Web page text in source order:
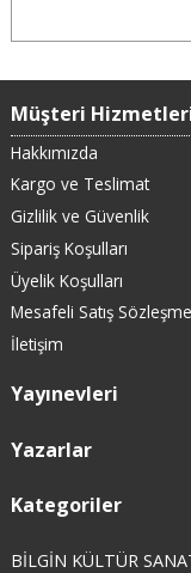
Müşteri
Hakkımızda
Kargo ve Teslimat
Gizlilik ve Güvenlik
Sipariş Koşulları
Üyelik Koşulları
Mesafeli Satış
İletişim
Yayınevleri
Yazarlar
Kategoriler
BİLGİN KÜLTÜR